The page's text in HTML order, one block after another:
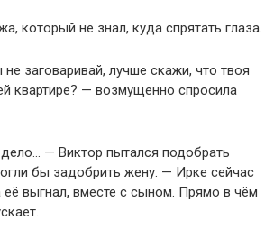
который не знал, куда спрятать глаза.
заговаривай, лучше скажи, что твоя
квартире? — возмущенно спросила
дело… — Виктор пытался подобрать
бы задобрить жену. — Ирке сейчас
выгнал, вместе с сыном. Прямо в чём